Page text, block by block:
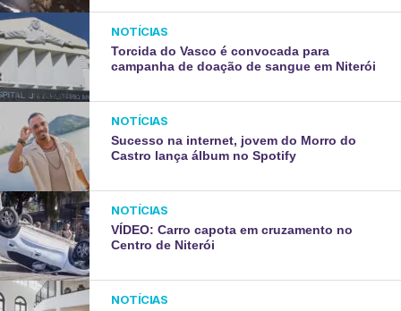
NOTÍCIAS
Torcida do Vasco é convocada para
campanha de doação de sangue em Niterói
NOTÍCIAS
Sucesso na internet, jovem do Morro do
Castro lança álbum no Spotify
NOTÍCIAS
VÍDEO: Carro capota em cruzamento no
Centro de Niterói
NOTÍCIAS